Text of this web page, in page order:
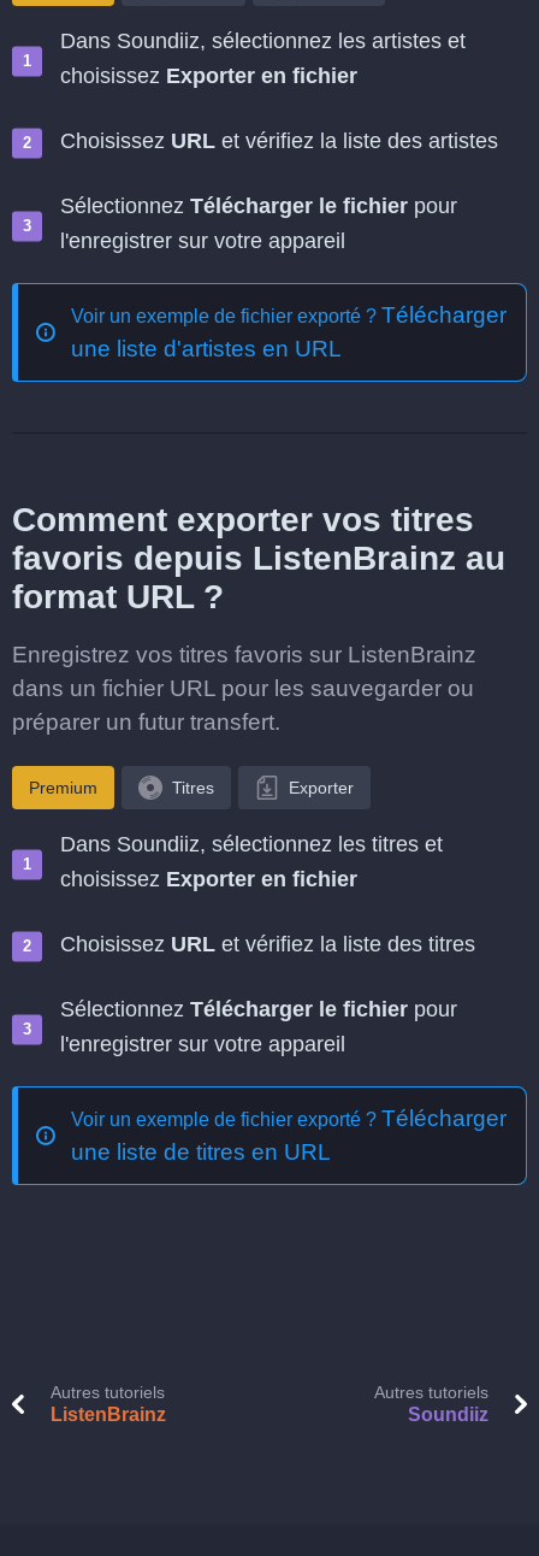
Dans Soundiiz, sélectionnez les artistes et
choisissez Exporter en fichier
Choisissez URL et vérifiez la liste des artistes
Sélectionnez Télécharger le fichier pour
l'enregistrer sur votre appareil
Voir un exemple de fichier exporté ? Télécharger
une liste d'artistes en URL
Comment exporter vos titres
favoris depuis ListenBrainz au
format URL ?
Enregistrez vos titres favoris sur ListenBrainz
dans un fichier URL pour les sauvegarder ou
préparer un futur transfert.
Premium Titres Exporter
Dans Soundiiz, sélectionnez les titres et
choisissez Exporter en fichier
Choisissez URL et vérifiez la liste des titres
Sélectionnez Télécharger le fichier pour
l'enregistrer sur votre appareil
Voir un exemple de fichier exporté ? Télécharger
une liste de titres en URL
Autres tutoriels
ListenBrainz
Autres tutoriels
Soundiiz